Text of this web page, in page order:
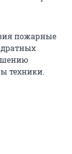
пожарные
техники.